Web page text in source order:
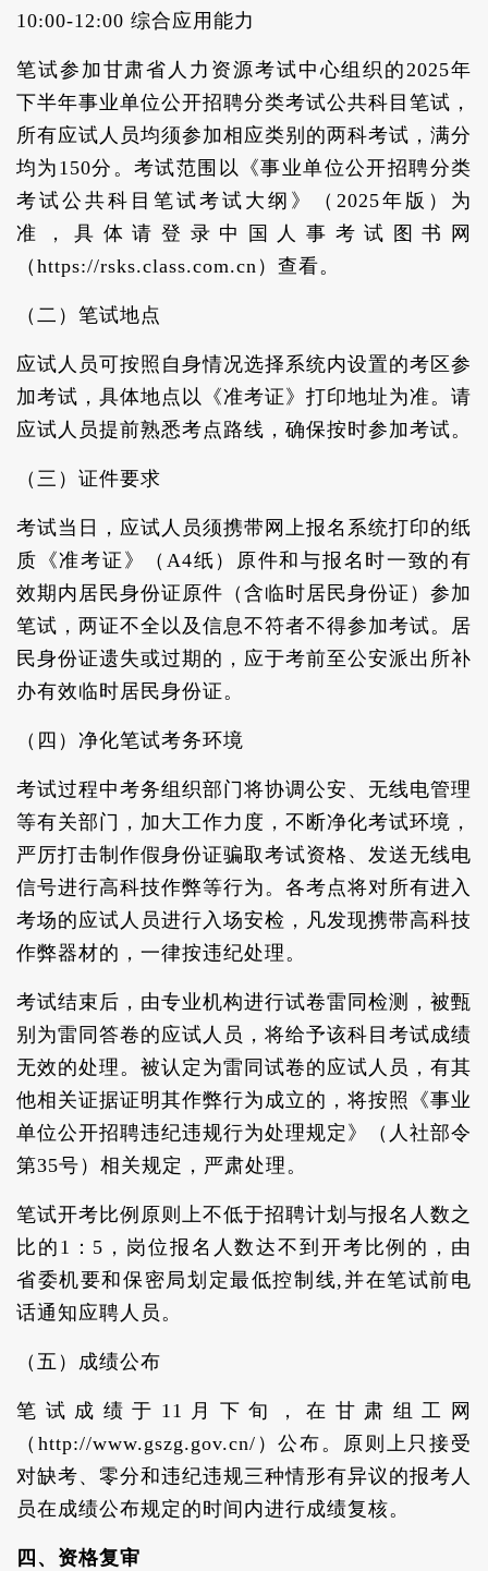
10:00-12:00 综合应用能力
笔试参加甘肃省人力资源考试中心组织的2025年
下半年事业单位公开招聘分类考试公共科目笔试，
所有应试人员均须参加相应类别的两科考试，满分
均为150分。考试范围以《事业单位公开招聘分类
考试公共科目笔试考试大纲》（2025年版）为
准，具体请登录中国人事考试图书网
（https://rsks.class.com.cn）查看。
（二）笔试地点
应试人员可按照自身情况选择系统内设置的考区参
加考试，具体地点以《准考证》打印地址为准。请
应试人员提前熟悉考点路线，确保按时参加考试。
（三）证件要求
考试当日，应试人员须携带网上报名系统打印的纸
质《准考证》（A4纸）原件和与报名时一致的有
效期内居民身份证原件（含临时居民身份证）参加
笔试，两证不全以及信息不符者不得参加考试。居
民身份证遗失或过期的，应于考前至公安派出所补
办有效临时居民身份证。
（四）净化笔试考务环境
考试过程中考务组织部门将协调公安、无线电管理
等有关部门，加大工作力度，不断净化考试环境，
严厉打击制作假身份证骗取考试资格、发送无线电
信号进行高科技作弊等行为。各考点将对所有进入
考场的应试人员进行入场安检，凡发现携带高科技
作弊器材的，一律按违纪处理。
考试结束后，由专业机构进行试卷雷同检测，被甄
别为雷同答卷的应试人员，将给予该科目考试成绩
无效的处理。被认定为雷同试卷的应试人员，有其
他相关证据证明其作弊行为成立的，将按照《事业
单位公开招聘违纪违规行为处理规定》（人社部令
第35号）相关规定，严肃处理。
笔试开考比例原则上不低于招聘计划与报名人数之
比的1：5，岗位报名人数达不到开考比例的，由
省委机要和保密局划定最低控制线,并在笔试前电
话通知应聘人员。
（五）成绩公布
笔试成绩于11月下旬，在甘肃组工网
（http://www.gszg.gov.cn/）公布。原则上只接受
对缺考、零分和违纪违规三种情形有异议的报考人
员在成绩公布规定的时间内进行成绩复核。
四、资格复审